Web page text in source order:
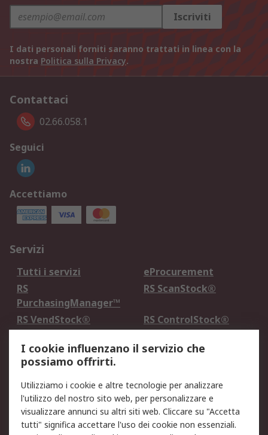
Iscriviti
I dati personali forniti saranno trattati in linea con la
nostra Politica sulla Privacy.
Contattaci
02.66.058.1
Seguici
Accettiamo
Servizi
Tutti i servizi
eProcurement
RS
PurchasingManager™
RS ScanStock®
RS VendStock®
RS ControlStock®
Legale
Informativa Cookie
Informativa Privacy -
Aggiornata
Email Security
Termini d'uso
I cookie influenzano il servizio che
possiamo offrirti.
Utilizziamo i cookie e altre tecnologie per analizzare
l'utilizzo del nostro sito web, per personalizzare e
visualizzare annunci su altri siti web. Cliccare su "Accetta
tutti" significa accettare l'uso dei cookie non essenziali.